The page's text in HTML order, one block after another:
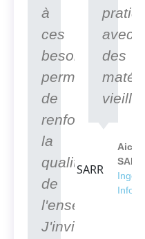
à
ces
besoins
permettra
de
renforcer
la
qualité
de
l'enseignement.
J'invite
avec
des
Aicha
SARR